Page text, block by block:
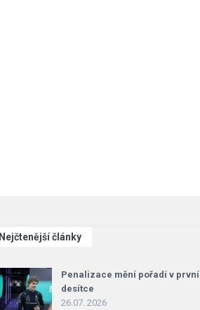
Nejčtenější články
Penalizace mění pořadí v první
desítce
26.07. 2026